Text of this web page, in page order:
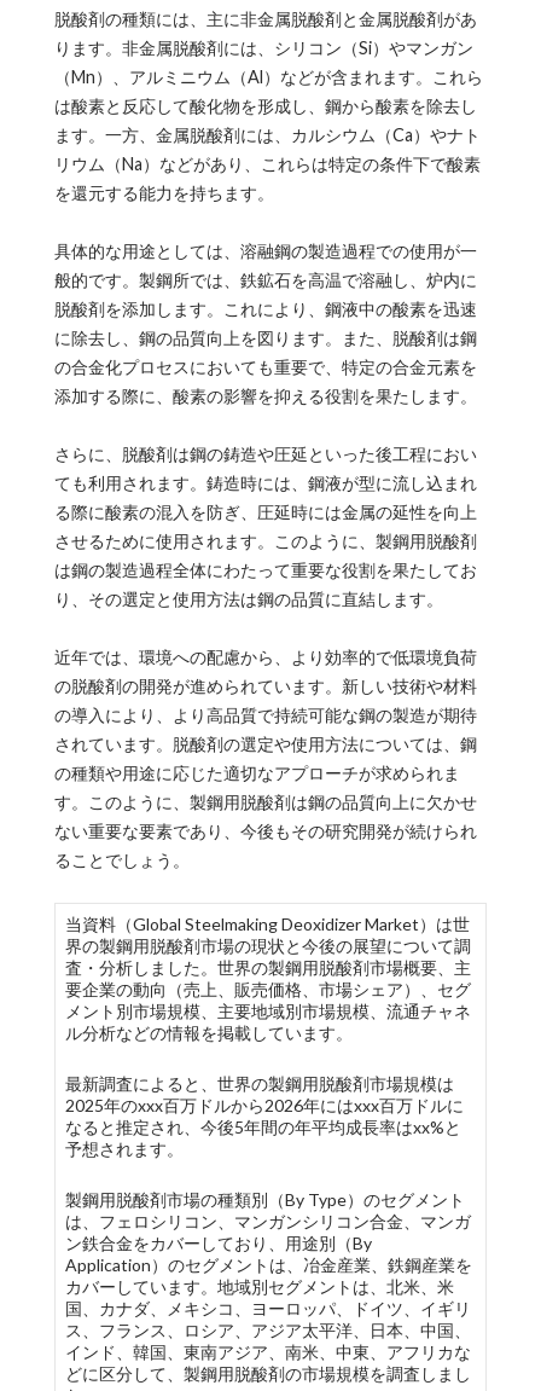
脱酸剤の種類には、主に非金属脱酸剤と金属脱酸剤があ
ります。非金属脱酸剤には、シリコン（Si）やマンガン
（Mn）、アルミニウム（Al）などが含まれます。これら
は酸素と反応して酸化物を形成し、鋼から酸素を除去し
ます。一方、金属脱酸剤には、カルシウム（Ca）やナト
リウム（Na）などがあり、これらは特定の条件下で酸素
を還元する能力を持ちます。
具体的な用途としては、溶融鋼の製造過程での使用が一
般的です。製鋼所では、鉄鉱石を高温で溶融し、炉内に
脱酸剤を添加します。これにより、鋼液中の酸素を迅速
に除去し、鋼の品質向上を図ります。また、脱酸剤は鋼
の合金化プロセスにおいても重要で、特定の合金元素を
添加する際に、酸素の影響を抑える役割を果たします。
さらに、脱酸剤は鋼の鋳造や圧延といった後工程におい
ても利用されます。鋳造時には、鋼液が型に流し込まれ
る際に酸素の混入を防ぎ、圧延時には金属の延性を向上
させるために使用されます。このように、製鋼用脱酸剤
は鋼の製造過程全体にわたって重要な役割を果たしてお
り、その選定と使用方法は鋼の品質に直結します。
近年では、環境への配慮から、より効率的で低環境負荷
の脱酸剤の開発が進められています。新しい技術や材料
の導入により、より高品質で持続可能な鋼の製造が期待
されています。脱酸剤の選定や使用方法については、鋼
の種類や用途に応じた適切なアプローチが求められま
す。このように、製鋼用脱酸剤は鋼の品質向上に欠かせ
ない重要な要素であり、今後もその研究開発が続けられ
ることでしょう。
当資料（Global Steelmaking Deoxidizer Market）は世
界の製鋼用脱酸剤市場の現状と今後の展望について調
査・分析しました。世界の製鋼用脱酸剤市場概要、主
要企業の動向（売上、販売価格、市場シェア）、セグ
メント別市場規模、主要地域別市場規模、流通チャネ
ル分析などの情報を掲載しています。
最新調査によると、世界の製鋼用脱酸剤市場規模は
2025年のxxx百万ドルから2026年にはxxx百万ドルに
なると推定され、今後5年間の年平均成長率はxx%と
予想されます。
製鋼用脱酸剤市場の種類別（By Type）のセグメント
は、フェロシリコン、マンガンシリコン合金、マンガ
ン鉄合金をカバーしており、用途別（By
Application）のセグメントは、冶金産業、鉄鋼産業を
カバーしています。地域別セグメントは、北米、米
国、カナダ、メキシコ、ヨーロッパ、ドイツ、イギリ
ス、フランス、ロシア、アジア太平洋、日本、中国、
インド、韓国、東南アジア、南米、中東、アフリカな
どに区分して、製鋼用脱酸剤の市場規模を調査しまし